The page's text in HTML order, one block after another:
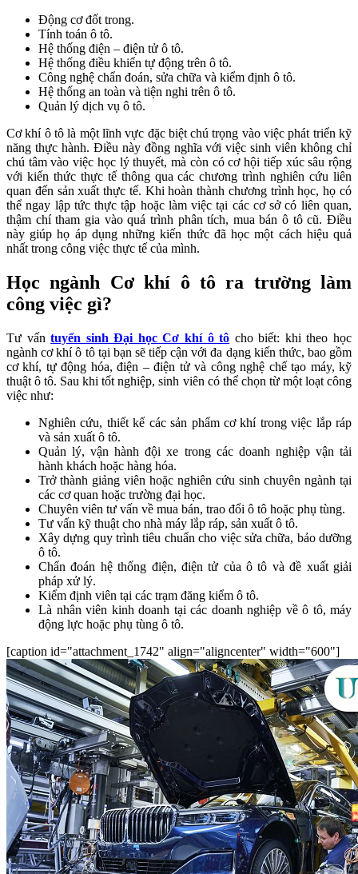
Động cơ đốt trong.
Tính toán ô tô.
Hệ thống điện – điện tử ô tô.
Hệ thống điều khiển tự động trên ô tô.
Công nghệ chẩn đoán, sửa chữa và kiểm định ô tô.
Hệ thống an toàn và tiện nghi trên ô tô.
Quản lý dịch vụ ô tô.
Cơ khí ô tô là một lĩnh vực đặc biệt chú trọng vào việc phát triển kỹ
năng thực hành. Điều này đồng nghĩa với việc sinh viên không chỉ
chú tâm vào việc học lý thuyết, mà còn có cơ hội tiếp xúc sâu rộng
với kiến thức thực tế thông qua các chương trình nghiên cứu liên
quan đến sản xuất thực tế. Khi hoàn thành chương trình học, họ có
thể ngay lập tức thực tập hoặc làm việc tại các cơ sở có liên quan,
thậm chí tham gia vào quá trình phân tích, mua bán ô tô cũ. Điều
này giúp họ áp dụng những kiến thức đã học một cách hiệu quả
nhất trong công việc thực tế của mình.
Học ngành Cơ khí ô tô ra trường làm
công việc gì?
Tư vấntuyển sinh Đại học Cơ khí ô tô cho biết: khi theo học
ngành cơ khí ô tô tại bạn sẽ tiếp cận với đa dạng kiến thức, bao gồm
cơ khí, tự động hóa, điện – điện tử và công nghệ chế tạo máy, kỹ
thuật ô tô. Sau khi tốt nghiệp, sinh viên có thể chọn từ một loạt công
việc như:
Nghiên cứu, thiết kế các sản phẩm cơ khí trong việc lắp ráp
và sản xuất ô tô.
Quản lý, vận hành đội xe trong các doanh nghiệp vận tải
hành khách hoặc hàng hóa.
Trở thành giảng viên hoặc nghiên cứu sinh chuyên ngành tại
các cơ quan hoặc trường đại học.
Chuyên viên tư vấn về mua bán, trao đổi ô tô hoặc phụ tùng.
Tư vấn kỹ thuật cho nhà máy lắp ráp, sản xuất ô tô.
Xây dựng quy trình tiêu chuẩn cho việc sửa chữa, bảo dưỡng
ô tô.
Chẩn đoán hệ thống điện, điện tử của ô tô và đề xuất giải
pháp xử lý.
Kiểm định viên tại các trạm đăng kiểm ô tô.
Là nhân viên kinh doanh tại các doanh nghiệp về ô tô, máy
động lực hoặc phụ tùng ô tô.
[caption id="attachment_1742" align="aligncenter" width="600"]